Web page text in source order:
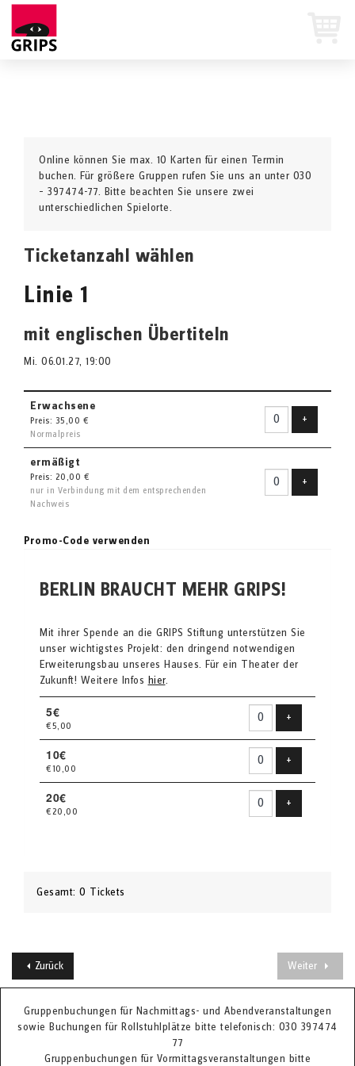
Online können Sie max. 10 Karten für einen Termin
buchen. Für größere Gruppen rufen Sie uns an unter 030
– 397474-77. Bitte beachten Sie unsere zwei
unterschiedlichen Spielorte.
Ticketanzahl wählen
Linie 1
mit englischen Übertiteln
Mi. 06.01.27, 19:00
Erwachsene
Preis: 35,00 €
Normalpreis
+
ermäßigt
Preis: 20,00 €
nur in Verbindung mit dem entsprechenden
Nachweis
+
Promo-Code verwenden
BERLIN BRAUCHT MEHR GRIPS!
Mit ihrer Spende an die GRIPS Stiftung unterstützen Sie
unser wichtigstes Projekt: den dringend notwendigen
Erweiterungsbau unseres Hauses. Für ein Theater der
Zukunft! Weitere Infos hier.
5€
€5,00
+
10€
€10,00
+
20€
€20,00
+
Gesamt: 0 Tickets
Zurück Weiter
Gruppenbuchungen für Nachmittags- und Abendveranstaltungen
sowie Buchungen für Rollstuhlplätze bitte telefonisch: 030 397474
77
Gruppenbuchungen für Vormittagsveranstaltungen bitte